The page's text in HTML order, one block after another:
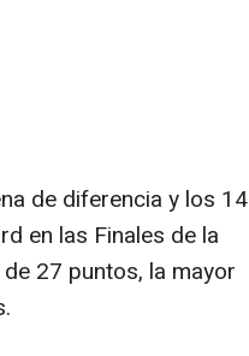
de diferencia y los 14
en las Finales de la
27 puntos, la mayor